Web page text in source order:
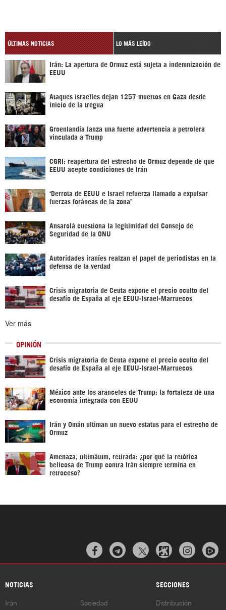
ÚLTIMAS NOTICIAS LO MÁS LEÍDO
Irán: La apertura de Ormuz está sujeta a indemnización de
EEUU
Ataques israelíes dejan 1257 muertos en Gaza desde
inicio de la tregua
Groenlandia lanza una fuerte advertencia a petrolera
vinculada a Trump
CGRI: reapertura del estrecho de Ormuz depende de que
EEUU acepte condiciones de Irán
‘Derrota de EEUU e Israel refuerza llamado a expulsar
fuerzas foráneas de la zona’
Ansarolá cuestiona la legitimidad del Consejo de
Seguridad de la ONU
Autoridades iraníes realzan el papel de periodistas en la
defensa de la verdad
Crisis migratoria de Ceuta expone el precio oculto del
desafío de España al eje EEUU-Israel-Marruecos
Ver más
OPINIÓN
Crisis migratoria de Ceuta expone el precio oculto del
desafío de España al eje EEUU-Israel-Marruecos
México ante los aranceles de Trump: la fortaleza de una
economía integrada con EEUU
Irán y Omán ultiman un nuevo estatus para el estrecho de
Ormuz
Amenaza, ultimátum, retirada: ¿por qué la retórica
belicosa de Trump contra Irán siempre termina en
retroceso?
  
NOTICIAS SECCIONES
Irán Sociedad Distribución